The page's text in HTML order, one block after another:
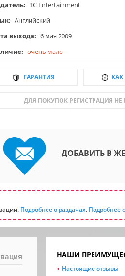
1C Entertainment
Английский
выхода: 6 мая 2009
очень мало
ГАРАНТИЯ КАК
ДЛЯ ПОКУПОК РЕГИСТРАЦИЯ НЕ
ДОБАВИТЬ В
Подробнее о раздачах. Подробнее
НАШИ
Настоящие отзывы